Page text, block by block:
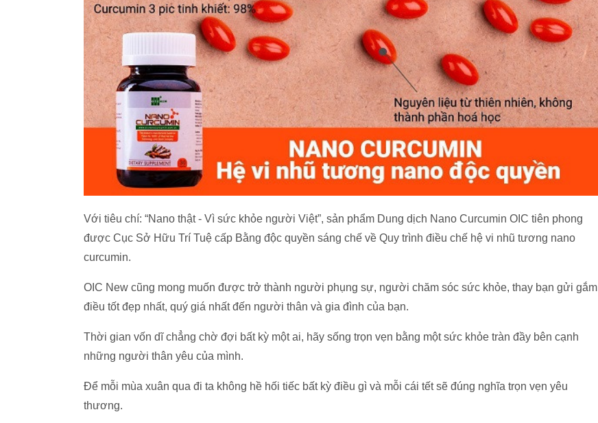
Với tiêu chí: “Nano thật - Vì sức khỏe người Việt”, sản phẩm Dung dịch Nano Curcumin OIC tiên phong
được Cục Sở Hữu Trí Tuệ cấp Bằng độc quyền sáng chế về Quy trình điều chế hệ vi nhũ tương nano
curcumin.
OIC New cũng mong muốn được trở thành người phụng sự, người chăm sóc sức khỏe, thay bạn gửi gắm
điều tốt đẹp nhất, quý giá nhất đến người thân và gia đình của bạn.
Thời gian vốn dĩ chẳng chờ đợi bất kỳ một ai, hãy sống trọn vẹn bằng một sức khỏe tràn đầy bên cạnh
những người thân yêu của mình.
Để mỗi mùa xuân qua đi ta không hề hối tiếc bất kỳ điều gì và mỗi cái tết sẽ đúng nghĩa trọn vẹn yêu
thương.